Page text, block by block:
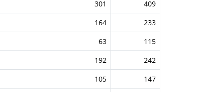
301
409
164
233
63
115
192
242
105
147